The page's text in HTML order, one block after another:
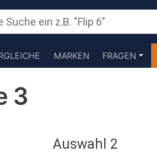
MARKEN FRAGEN
3
Auswahl 2